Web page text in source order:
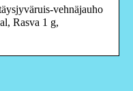
vehnäjauho
Rasva 1 g,